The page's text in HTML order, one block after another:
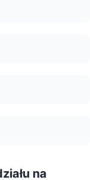
na